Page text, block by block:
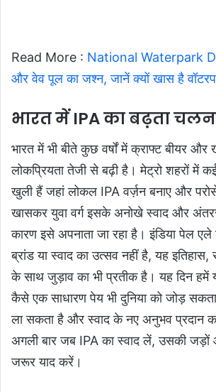
Read More : National Waterpark
और वेव पूल का जश्न, जानें क्यों खास है
भारत में IPA का बढ़ता चलन
भारत में भी बीते कुछ वर्षों में क्राफ्ट बीयर और
लोकप्रियता तेजी से बढ़ी है। मेट्रो शहरों में
खुली हैं जहां लोकल IPA वर्ज़न बनाए और
खासकर युवा वर्ग इसके अनोखे स्वाद और
कारण इसे अपनाता जा रहा है। इंडिया पेल एले
ब्रांड या स्वाद का उत्सव नहीं है, यह
के साथ जुड़ाव का भी प्रतीक है। यह दिन हमें
कैसे एक साधारण पेय भी दुनिया को जोड़
ला सकता है और स्वाद के नए अनुभव प्रदान
अगली बार जब IPA का स्वाद लें, उसकी
जरूर याद करें।